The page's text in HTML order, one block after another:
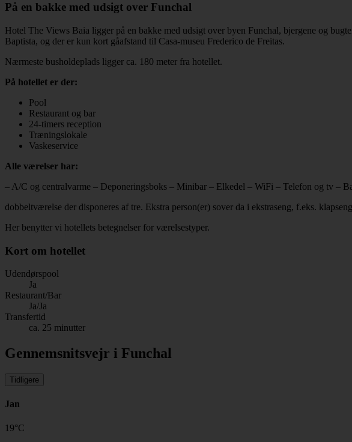
På en bakke med udsigt over Funchal
Hotel The Views Baia ligger på en bakke med udsigt over byen Funchal, bjergene og
Baptista, og der er kun kort gåafstand til Casa-museu Frederico de Freitas.
Nærmeste busholdeplads ligger ca. 180 meter fra hotellet.
På hotellet er der:
Pool
Restaurant og bar
24-timers reception
Træningslokale
Vaskeservice
Alle værelser har:
– A/C og centralvarme – Deponeringsboks – Minibar – Elkedel – WiFi – Telefon og tv –
dobbeltværelse der disponeres af tre. Ekstra person(er) sover da i ekstraseng, f.eks.
Her benytter vi hotellets betegnelser for værelsestyper.
Kort om hotellet
Udendørspool
Ja
Restaurant/Bar
Ja/Ja
Transfertid
ca. 25 minutter
Gennemsnitsvejr i Funchal
Tidligere
Jan
19°C